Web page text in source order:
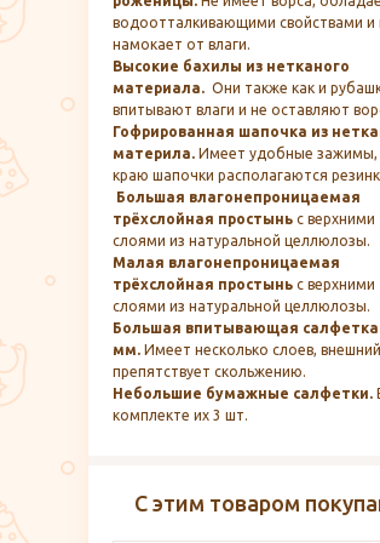
водоотталкивающими свойствами и
намокает от влаги.
Высокие бахилы из нетканого
материала. Они также как и
впитывают влаги и не оставляют
Гофрированная шапочка из
материла. Имеет удобные зажимы,
краю шапочки располагаются
Большая влагонепроницаемая
трёхслойная простынь с верхними
слоями из натуральной целлюлозы.
Малая влагонепроницаемая
трёхслойная простынь с верхними
слоями из натуральной целлюлозы.
Большая впитывающая салфетка
мм. Имеет несколько слоев,
препятствует скольжению.
Небольшие бумажные салфетки.
комплекте их 3 шт.
С этим товаром